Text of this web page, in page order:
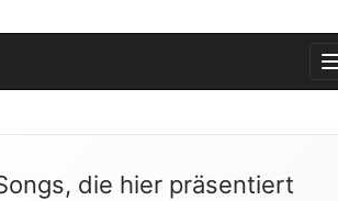
die hier präsentiert